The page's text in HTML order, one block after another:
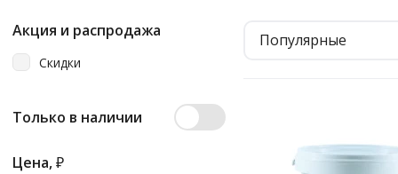
Акция и распродажа
Скидки
Только в наличии
Цена,₽
Популярные